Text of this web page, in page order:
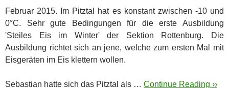
Februar 2015. Im Pitztal hat es konstant zwischen -10 und
0°C. Sehr gute Bedingungen für die erste Ausbildung
'Steiles Eis im Winter' der Sektion Rottenburg. Die
Ausbildung richtet sich an jene, welche zum ersten Mal mit
Eisgeräten im Eis klettern wollen.
Sebastian hatte sich das Pitztal als … Continue Reading ››